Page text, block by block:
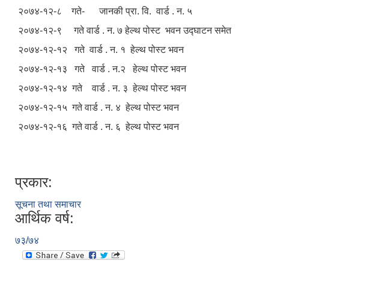
२०७४-१२-८ गते- जानकी प्रा. वि. वार्ड . न. ५
२०७४-१२-९ गते वार्ड . न. ७ हेल्थ पोस्ट भवन उद्घाटन समेत
२०७४-१२-१२ गते वार्ड . न. १ हेल्थ पोस्ट भवन
२०७४-१२-१३ गते वार्ड . न.२ हेल्थ पोस्ट भवन
२०७४-१२-१४ गते वार्ड . न. ३ हेल्थ पोस्ट भवन
२०७४-१२-१५ गते वार्ड . न. ४ हेल्थ पोस्ट भवन
२०७४-१२-१६ गते वार्ड . न. ६ हेल्थ पोस्ट भवन
प्रकार:
सूचना तथा समाचार
आर्थिक वर्ष:
७३/७४